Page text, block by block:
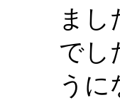
まし
でし
うに